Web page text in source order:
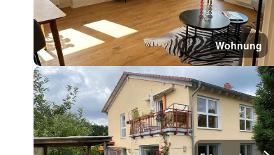
Wohnung